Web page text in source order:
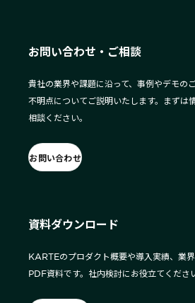
お問い合わせ・ご相談
貴社の業界や課題に沿って、事例やデモの
不明点についてご説明いたします。まずは
相談ください。
お問い合わせ
資料ダウンロード
KARTEのプロダクト概要や導入実績、業
PDF資料です。社内検討にお役立てくださ